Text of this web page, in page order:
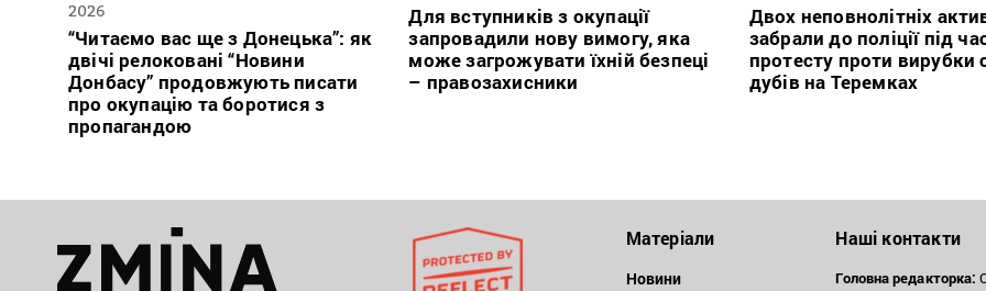
2026
“Читаємо вас ще з Донецька”: як
двічі релоковані “Новини
Донбасу” продовжують писати
про окупацію та боротися з
пропагандою
Для вступників з окупації
запровадили нову вимогу, яка
може загрожувати їхній безпеці
– правозахисники
Двох неповнолітніх
забрали до поліції під
протесту проти вирубки
дубів на Теремках
Матеріали
Новини
Наші контакти
Головна редакторка: